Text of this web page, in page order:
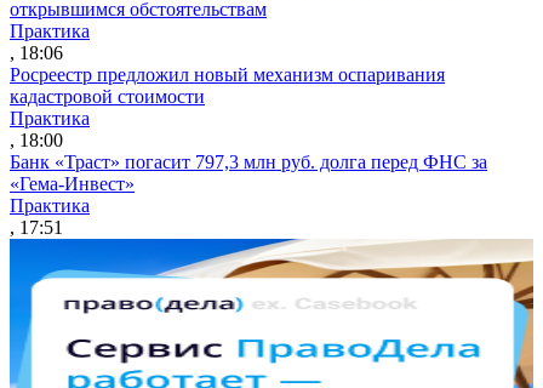
открывшимся обстоятельствам
Практика
, 18:06
Росреестр предложил новый механизм оспаривания
кадастровой стоимости
Практика
, 18:00
Банк «Траст» погасит 797,3 млн руб. долга перед ФНС за
«Гема-Инвест»
Практика
, 17:51